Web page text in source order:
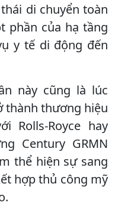
di chuyển toàn
phần của hạ tầng
y tế di động đến
này cũng là lúc
thành thương hiệu
Rolls-Royce hay
Century GRMN
thể hiện sự sang
hợp thủ công mỹ